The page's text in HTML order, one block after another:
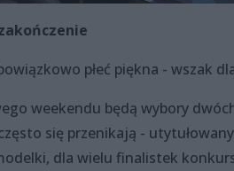
płeć piękna - wszak
weekendu będą wybory
się przenikają -
dla wielu finalistek